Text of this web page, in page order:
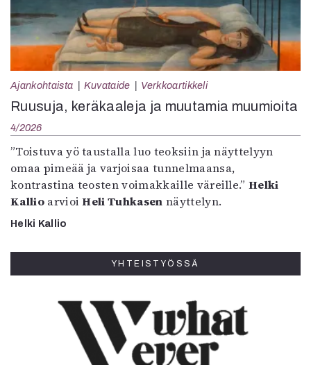
Ajankohtaista Kuvataide Verkkoartikkeli
Ruusuja, keräkaaleja ja muutamia muumioita
4/2026
”Toistuva yö taustalla luo teoksiin ja näyttelyyn
omaa pimeää ja varjoisaa tunnelmaansa,
kontrastina teosten voimakkaille väreille.”Helki
KallioarvioiHeli Tuhkasen näyttelyn.
Helki Kallio
YHTEISTYÖSSÄ